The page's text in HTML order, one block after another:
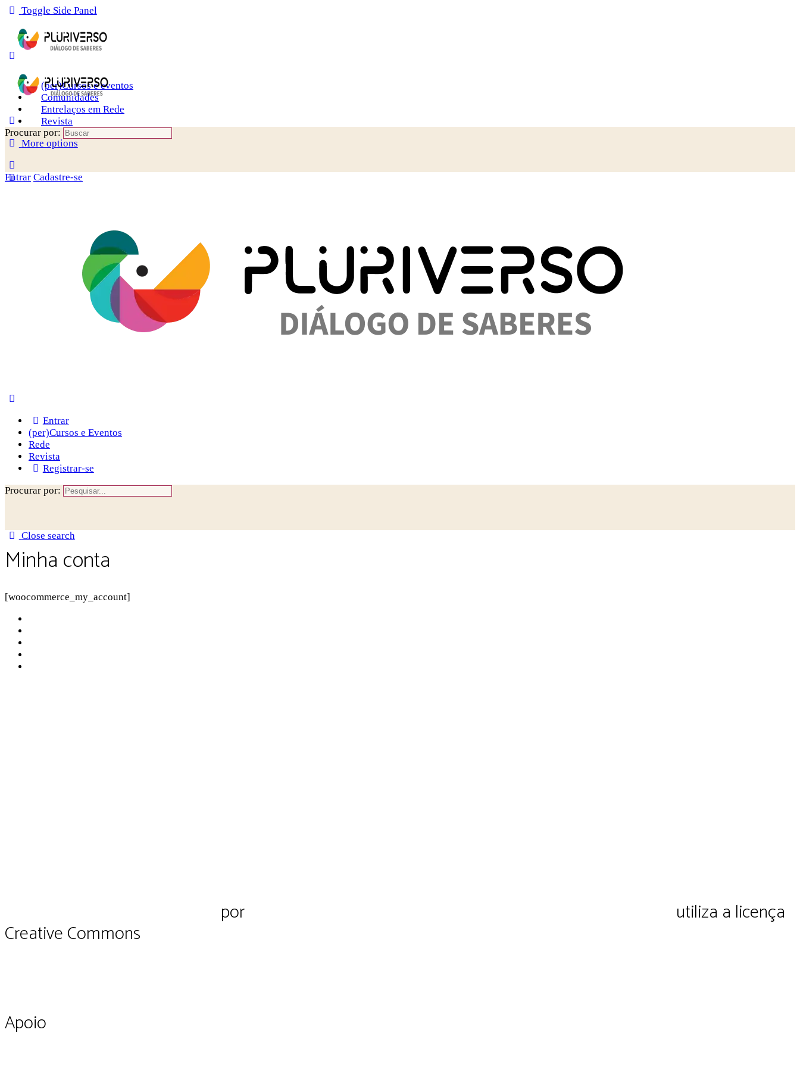
Toggle Side Panel
(per)Cursos e eventos
Comunidades
Entrelaços em Rede
Revista
More options
Entrar Cadastre-se
Procurar por:
Entrar
(per)Cursos e Eventos
Rede
Revista
Registrar-se
Procurar por:
Close search
Minha conta
[woocommerce_my_account]
por utiliza a licença
Creative Commons
Apoio